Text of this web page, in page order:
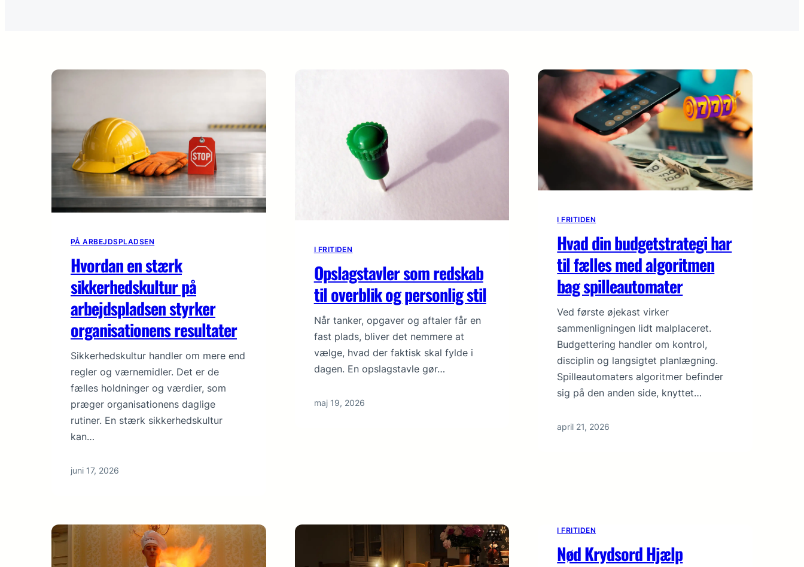
PÅ ARBEJDSPLADSEN
Hvordan en stærk
sikkerhedskultur på
arbejdspladsen styrker
organisationens resultater
Sikkerhedskultur handler om mere end
regler og værnemidler. Det er de
fælles holdninger og værdier, som
præger organisationens daglige
rutiner. En stærk sikkerhedskultur
kan…
juni 17, 2026
I FRITIDEN
Opslagstavler som redskab
til overblik og personlig stil
Når tanker, opgaver og aftaler får en
fast plads, bliver det nemmere at
vælge, hvad der faktisk skal fylde i
dagen. En opslagstavle gør…
maj 19, 2026
I FRITIDEN
Hvad din budgetstrategi har
til fælles med algoritmen
bag spilleautomater
Ved første øjekast virker
sammenligningen lidt malplaceret.
Budgettering handler om kontrol,
disciplin og langsigtet planlægning.
Spilleautomaters algoritmer befinder
sig på den anden side, knyttet…
april 21, 2026
I FRITIDEN
Nød Krydsord Hjælp